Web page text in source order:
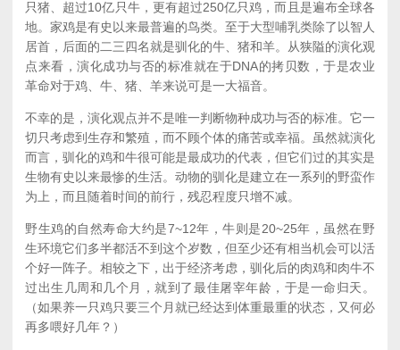
只猪、超过10亿只牛，更有超过250亿只鸡，而且是遍布全球各
地。家鸡是有史以来最普遍的鸟类。至于大型哺乳类除了以智人
居首，后面的二三四名就是驯化的牛、猪和羊。从狭隘的演化观
点来看，演化成功与否的标准就在于DNA的拷贝数，于是农业
革命对于鸡、牛、猪、羊来说可是一大福音。
不幸的是，演化观点并不是唯一判断物种成功与否的标准。它一
切只考虑到生存和繁殖，而不顾个体的痛苦或幸福。虽然就演化
而言，驯化的鸡和牛很可能是最成功的代表，但它们过的其实是
生物有史以来最惨的生活。动物的驯化是建立在一系列的野蛮作
为上，而且随着时间的前行，残忍程度只增不减。
野生鸡的自然寿命大约是7~12年，牛则是20~25年，虽然在野
生环境它们多半都活不到这个岁数，但至少还有相当机会可以活
个好一阵子。相较之下，出于经济考虑，驯化后的肉鸡和肉牛不
过出生几周和几个月，就到了最佳屠宰年龄，于是一命归天。
（如果养一只鸡只要三个月就已经达到体重最重的状态，又何必
再多喂好几年？）